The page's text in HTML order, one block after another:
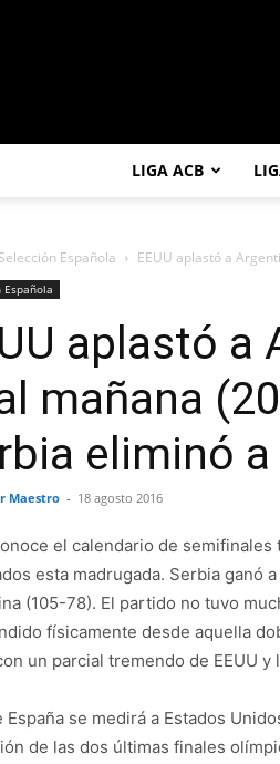
LIGA ACB
Selección Española EEUU aplastó a
Española
aplastó a
mañana
eliminó
Maestro - 18 agosto 2016
el calendario de
esta madrugada. Serbia ganó
(105-78). El partido no tuvo
físicamente desde aquella
un parcial tremendo de EEUU
España se medirá a Estados
de las dos últimas finales